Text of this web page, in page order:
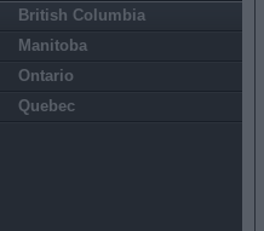
British Columbia
Manitoba
Ontario
Quebec